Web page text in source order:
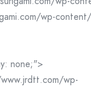
wp-
none;">
wp-